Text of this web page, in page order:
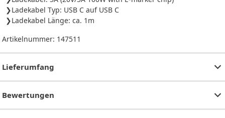
Ladekabel Typ: USB C auf USB C
Ladekabel Länge: ca. 1m
Artikelnummer: 147511
Lieferumfang
Bewertungen